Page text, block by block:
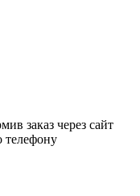
заказ через сайт
телефону